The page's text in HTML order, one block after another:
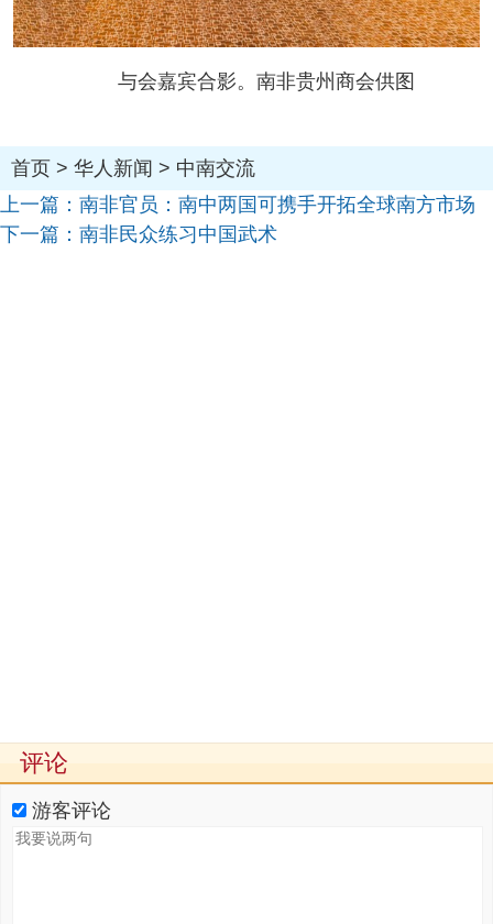
与会嘉宾合影。南非贵州商会供图
首页 > 华人新闻 > 中南交流
上一篇： 南非官员：南中两国可携手开拓全球南方市场
下一篇： 南非民众练习中国武术
评论
游客评论